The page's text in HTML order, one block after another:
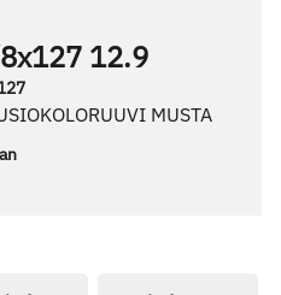
12.9
MUSTA